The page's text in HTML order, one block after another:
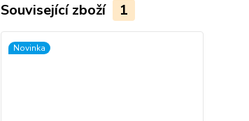
Související zboží 1
Novinka